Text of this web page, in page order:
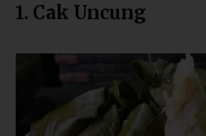
1. Cak Uncung